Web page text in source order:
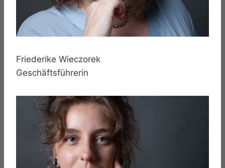
Friederike Wieczorek
Geschäftsführerin